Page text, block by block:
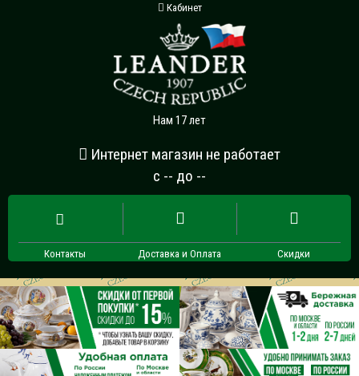
Кабинет
Нам 17 лет
Интернет магазин не работает
с -- до --
Контакты Доставка и Оплата Скидки